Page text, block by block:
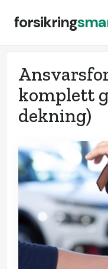
forsikring
komplett
dekning)